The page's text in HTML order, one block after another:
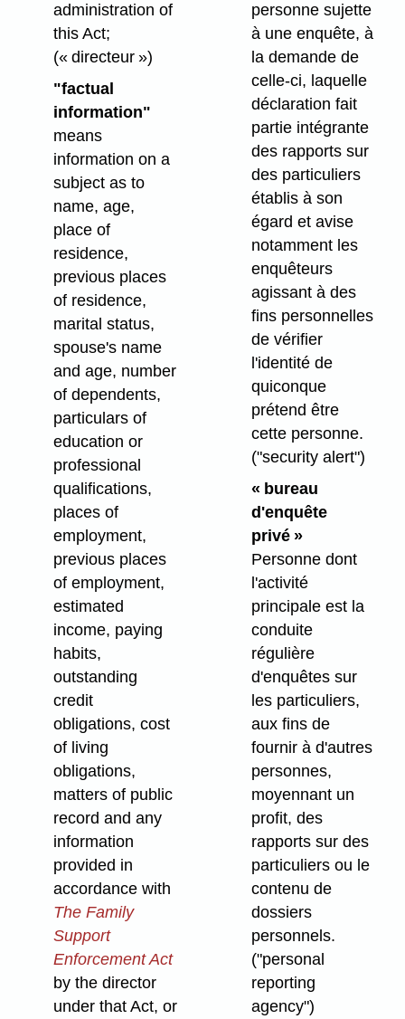
administration of
this Act;
(« directeur »)
"factual
information"
means
information on a
subject as to
name, age,
place of
residence,
previous places
of residence,
marital status,
spouse's name
and age, number
of dependents,
particulars of
education or
professional
qualifications,
places of
employment,
previous places
of employment,
estimated
income, paying
habits,
outstanding
credit
obligations, cost
of living
obligations,
matters of public
record and any
information
provided in
accordance with
The Family
Support
Enforcement Act
by the director
under that Act, or
personne sujette
à une enquête, à
la demande de
celle-ci, laquelle
déclaration fait
partie intégrante
des rapports sur
des particuliers
établis à son
égard et avise
notamment les
enquêteurs
agissant à des
fins personnelles
de vérifier
l'identité de
quiconque
prétend être
cette personne.
("security alert")
« bureau
d'enquête
privé »
Personne dont
l'activité
principale est la
conduite
régulière
d'enquêtes sur
les particuliers,
aux fins de
fournir à d'autres
personnes,
moyennant un
profit, des
rapports sur des
particuliers ou le
contenu de
dossiers
personnels.
("personal
reporting
agency")